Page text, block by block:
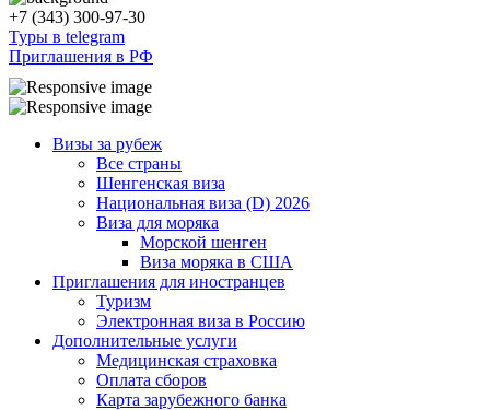
+7 (343) 300-97-30
Туры в telegram
Приглашения в РФ
Визы за рубеж
Все страны
Шенгенская виза
Национальная виза (D) 2026
Виза для моряка
Морской шенген
Виза моряка в США
Приглашения для иностранцев
Туризм
Электронная виза в Россию
Дополнительные услуги
Медицинская страховка
Оплата сборов
Карта зарубежного банка